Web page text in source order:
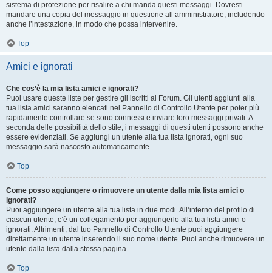
sistema di protezione per risalire a chi manda questi messaggi. Dovresti
mandare una copia del messaggio in questione all’amministratore, includendo
anche l’intestazione, in modo che possa intervenire.
Top
Amici e ignorati
Che cos’è la mia lista amici e ignorati?
Puoi usare queste liste per gestire gli iscritti al Forum. Gli utenti aggiunti alla
tua lista amici saranno elencati nel Pannello di Controllo Utente per poter più
rapidamente controllare se sono connessi e inviare loro messaggi privati. A
seconda delle possibilità dello stile, i messaggi di questi utenti possono anche
essere evidenziati. Se aggiungi un utente alla tua lista ignorati, ogni suo
messaggio sarà nascosto automaticamente.
Top
Come posso aggiungere o rimuovere un utente dalla mia lista amici o
ignorati?
Puoi aggiungere un utente alla tua lista in due modi. All’interno del profilo di
ciascun utente, c’è un collegamento per aggiungerlo alla tua lista amici o
ignorati. Altrimenti, dal tuo Pannello di Controllo Utente puoi aggiungere
direttamente un utente inserendo il suo nome utente. Puoi anche rimuovere un
utente dalla lista dalla stessa pagina.
Top